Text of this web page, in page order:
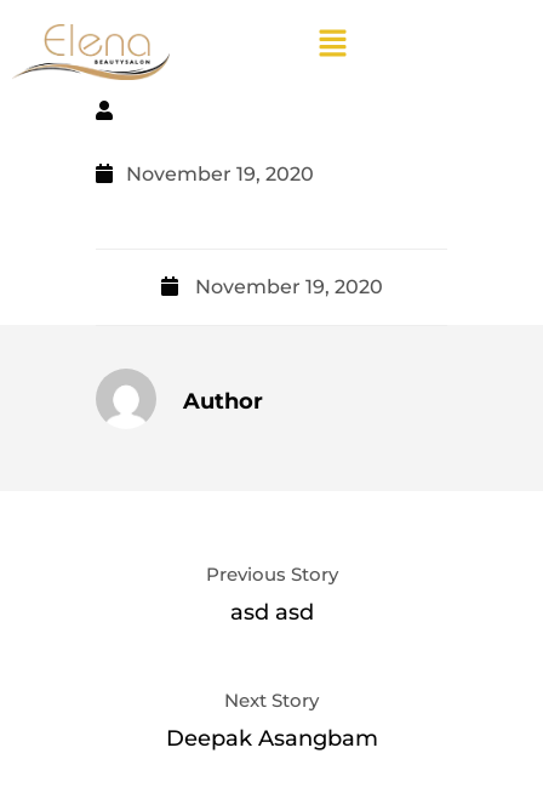
November 19, 2020
November 19, 2020
Author
Previous Story
asd asd
Next Story
Deepak Asangbam